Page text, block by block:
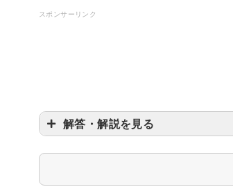
スポンサーリンク
解答・解説を見る
〇
〇